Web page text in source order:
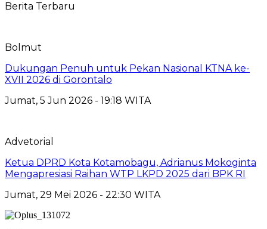
Berita Terbaru
Bolmut
Dukungan Penuh untuk Pekan Nasional KTNA ke-
XVII 2026 di Gorontalo
Jumat, 5 Jun 2026 - 19:18 WITA
Advetorial
Ketua DPRD Kota Kotamobagu, Adrianus Mokoginta
Mengapresiasi Raihan WTP LKPD 2025 dari BPK RI
Jumat, 29 Mei 2026 - 22:30 WITA